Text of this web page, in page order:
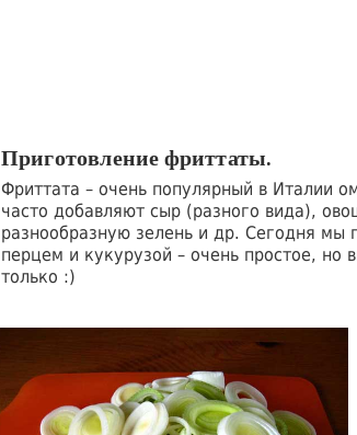
Приготовление фриттаты.
Фриттата – очень популярный в Италии
часто добавляют сыр (разного вида),
разнообразную зелень и др. Сегодня мы
перцем и кукурузой – очень простое,
только :)